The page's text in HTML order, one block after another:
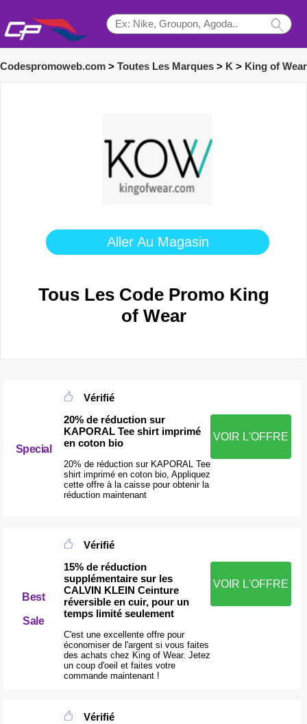
Codespromoweb.com > Toutes Les Marques > K > King of Wear
Aller Au Magasin
Tous Les Code Promo King
of Wear
Special
Vérifié
20% de réduction sur
KAPORAL Tee shirt imprimé
en coton bio
20% de réduction sur KAPORAL Tee
shirt imprimé en coton bio, Appliquez
cette offre à la caisse pour obtenir la
réduction maintenant
VOIR L'OFFRE
Best
Sale
Vérifié
15% de réduction
supplémentaire sur les
CALVIN KLEIN Ceinture
réversible en cuir, pour un
temps limité seulement
C'est une excellente offre pour
économiser de l'argent si vous faites
des achats chez King of Wear. Jetez
un coup d'oeil et faites votre
commande maintenant !
VOIR L'OFFRE
Vérifié